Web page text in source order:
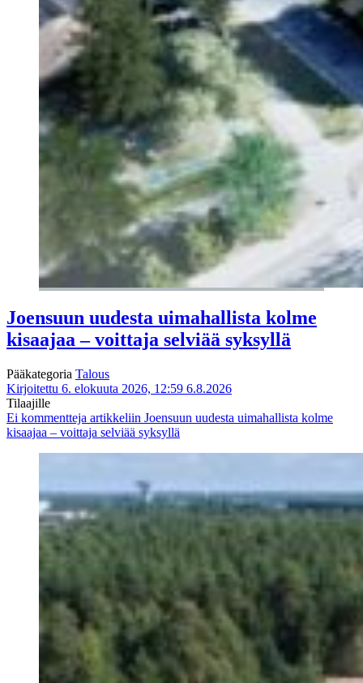
Joensuun uudesta uimahallista kolme
kisaajaa – voittaja selviää syksyllä
Pääkategoria Talous
Kirjoitettu 6. elokuuta 2026, 12:59 6.8.2026
Tilaajille
Ei kommentteja artikkeliin Joensuun uudesta uimahallista kolme
kisaajaa – voittaja selviää syksyllä